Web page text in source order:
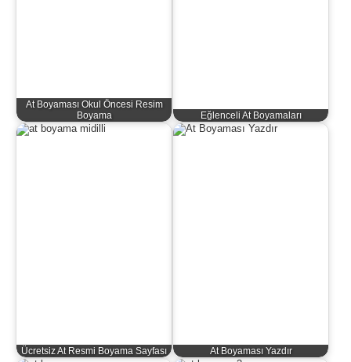
At Boyaması Okul Öncesi Resim
Boyama
Eğlenceli At Boyamaları
Ücretsiz At Resmi Boyama Sayfası At Boyaması Yazdır